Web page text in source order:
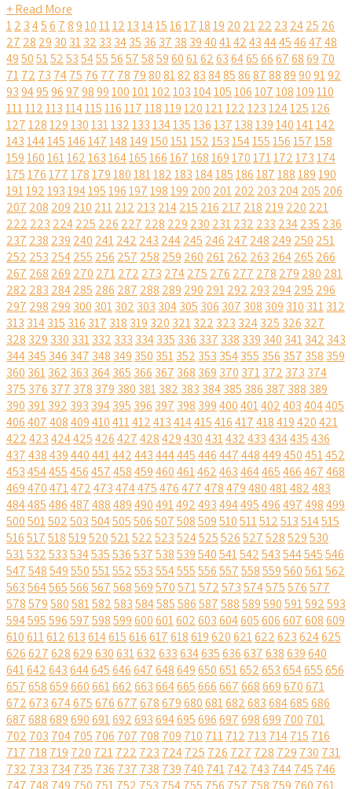
+ Read More
12 3456 78910111213141516171819 20 2122 23 2425 26
27 28 29 30 3132 33 3435 36 37 38 39404142434445464748
495051525354555657585960616263646566676869 70
7172 73 7475 76 77 78 7980818283848586878889909192
93949596979899100101102103104105106107108109110
111112113114115116117118119120121122123124125126
127128129130131132133134135136137138139140141142
143144145146147148149150151152153154155156157158
159160161162163164165166167168169170171172173174
175176177178179180181182183184185186187188189190
191192193194195196197198199 200 201202 203 204205 206
207 208 209 210 211212 213 214215 216 217 218 219 220 221
222 223 224225 226 227 228 229 230 231232 233 234235 236
237 238 239 240 241242 243 244245 246 247 248 249 250 251
252 253 254255 256 257 258 259 260 261262 263 264265 266
267 268 269 270 271272 273 274275 276 277 278 279 280 281
282 283 284285 286 287 288 289 290 291292 293 294295 296
297 298 299 300 301302 303 304305 306 307 308 309 310 311312
313 314315 316 317 318 319 320 321322 323 324325 326 327
328 329 330 331332 333 334335 336 337 338 339 340 341342 343
344345 346 347 348 349 350 351352 353 354355 356 357 358 359
360 361362 363 364365 366 367 368 369 370 371372 373 374
375 376 377 378 379 380 381382 383 384385 386 387 388 389
390 391392 393 394395 396 397 398 399400401402403404405
406407408409410411412413414415416417418419420421
422423424425426427428429430431432433434435436
437438439440441442443444445446447448449450451452
453454455456457458459460461462463464465466467468
469470471472473474475476477478479480481482483
484485486487488489490491492493494495496497498499
500501502503504505506507508509510511512513514515
516517518519520521522523524525526527528529530
531532533534535536537538539540541542543544545546
547548549550551552553554555556557558559560561562
563564565566567568569570571572573574575576577
578579580581582583584585586587588589590591592593
594595596597598599600601602603604605606607608609
610611612613614615616617618619620621622623624625
626627628629630631632633634635636637638639640
641642643644645646647648649650651652653654655656
657658659660661662663664665666667668669670671
672673674675676677678679680681682683684685686
687688689690691692693694695696697698699 700 701
702 703 704705 706 707 708 709 710 711712 713 714715 716
717 718 719 720 721722 723 724725 726 727 728 729 730 731
732 733 734735 736 737 738 739 740 741742 743 744745 746